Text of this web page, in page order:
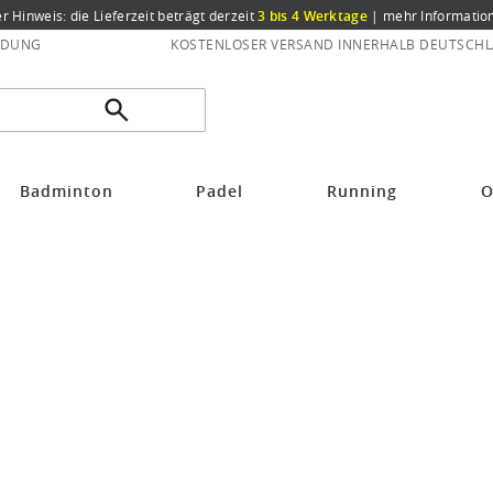
Hinweis: die Lieferzeit beträgt derzeit3 bis 4 Werktage | mehr
KOSTENLOSER VERSAND INNERHALB
Badminton Padel Running